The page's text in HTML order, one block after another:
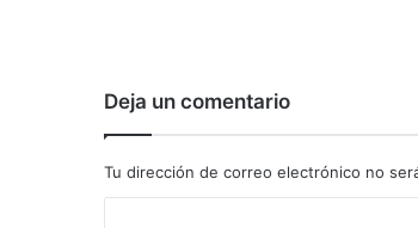
Deja un comentario
Tu dirección de correo electrónico no